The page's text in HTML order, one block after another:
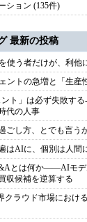
ション (135件)
最新の投稿
使う者だけが、利他
ントの急増と「生産
ト」は必ず失敗する
代の人事
ごし方、とでも言う
はAIに、個別は人間
とは何か――AIモデ
収候補を逆算する
クラウド市場におけ